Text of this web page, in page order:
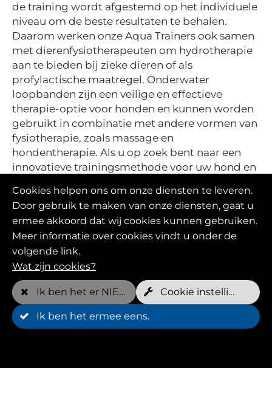
de training wordt afgestemd op het individuele
niveau om de beste resultaten te behalen.
Daarom werken onze Aqua Trainers ook samen
met dierenfysiotherapeuten om hydrotherapie
aan te bieden bij zieke dieren of als
profylactische maatregel. Onderwater
loopbanden zijn een veilige en effectieve
therapie-optie voor honden en kunnen worden
gebruikt in combinatie met andere vormen van
fysiotherapie, zoals massage en
hondentherapie. Als u op zoek bent naar een
innovatieve trainingsmethode voor uw hond en
op de Huffys Fit onderwaterloopband zeker
overwogen worden.
Cookies helpen ons om onze diensten te leveren.
Door gebruik te maken van onze diensten, gaat u
ermee akkoord dat wij cookies kunnen gebruiken.
Meer informatie over cookies vindt u onder de
volgende link.
Wat zijn cookies?
Ik ben het er NIET mee eens Cookie instellingen
Ik ben het ermee eens.